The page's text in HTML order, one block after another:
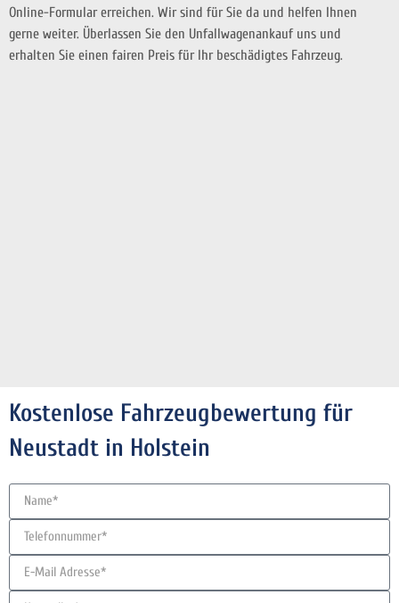
Online-Formular erreichen. Wir sind für Sie da und helfen Ihnen
gerne weiter. Überlassen Sie den Unfallwagenankauf uns und
erhalten Sie einen fairen Preis für Ihr beschädigtes Fahrzeug.
Kostenlose Fahrzeugbewertung für
Neustadt in Holstein